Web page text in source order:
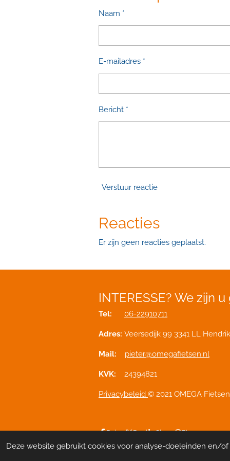
Deze website gebruikt cookies voor analyse-doeleinden en/
Naam *
E-mailadres *
Bericht *
Verstuur reactie
Reacties
Er zijn geen reacties geplaatst.
INTERESSE? We zijn u
Tel: 06-22910711
Adres: Veersedijk 99 3341 LL
Mail: pieter@omegafietsen.nl
KVK: 24394821
Privacybeleid © 2021 OMEGA Fietsen
Delen Deel Share Pinnen